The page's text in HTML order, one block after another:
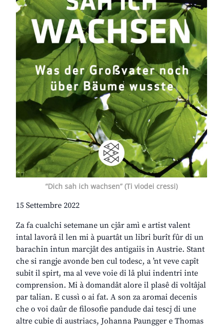
“Dich sah ich wachsen” (Ti viodei cressi)
15 Settembre 2022
Za fa cualchi setemane un cjâr amì e artist valent
intal lavorâ il len mi à puartât un libri burît fûr di un
barachin intun marcjât des antigaiis in Austrie. Stant
che si rangje avonde ben cul todesc, a ’nt veve capît
subit il spirt, ma al veve voie di lâ plui indentri inte
comprension. Mi à domandât alore il plasê di voltâjal
par talian. E cussì o ai fat. A son za aromai decenis
che o voi daûr de filosofie pandude dai tescj di une
altre cubie di austriacs, Johanna Paungger e Thomas